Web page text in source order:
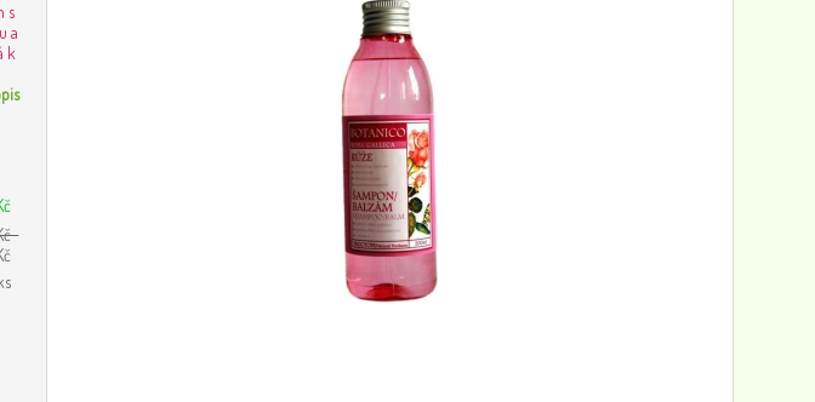
Ibišek, načervenalý regenerační zábal, 100 g
Mandarinková koupelová koule
s
a
k